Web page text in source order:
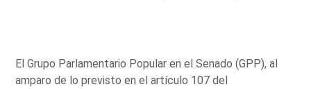
El Grupo Parlamentario Popular en el Senado (GPP), al
amparo de lo previsto en el artículo 107 del